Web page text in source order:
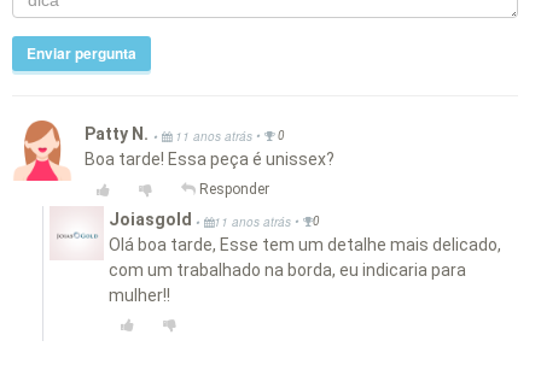
Enviar pergunta
Patty N. • 11 anos atrás • 0
Boa tarde! Essa peça é unissex?
Responder
Joiasgold • 11 anos atrás • 0
Olá boa tarde, Esse tem um detalhe mais delicado,
com um trabalhado na borda, eu indicaria para
mulher!!